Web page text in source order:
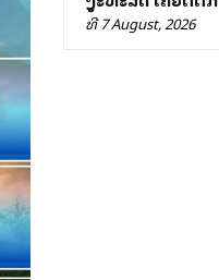
ທີ 7 August, 2026